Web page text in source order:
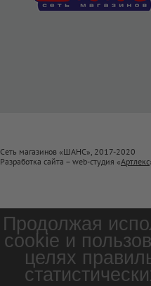
Сеть магазинов «ШАНС», 2017-2020
Разработка сайта – web-студия «Артлекс
Продолжая
cookie и
целях